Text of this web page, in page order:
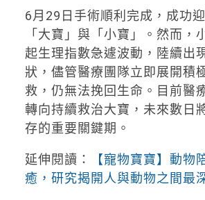
6月29日手術順利完成，成功
「大寶」與「小寶」。然而，
起生理指數急遽波動，陸續出
狀，儘管醫療團隊立即展開積
救，仍無法挽回生命。目前醫
轉向持續救治大寶，未來數日
存的重要關鍵期。
延伸閱讀：
【寵物寶寶】動物
癒，研究揭開人與動物之間最